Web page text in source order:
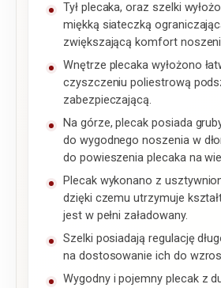
Tył plecaka, oraz szelki
miękką siateczką
zwiększającą komfort
Wnętrze plecaka wyłożono
czyszczeniu poliestrową
zabezpieczającą.
Na górze, plecak posiada
do wygodnego noszenia w
do powieszenia plecaka na
Plecak wykonano z
dzięki czemu utrzymuje
jest w pełni załadowany.
Szelki posiadają regulację
na dostosowanie ich do
Wygodny i pojemny plecak z